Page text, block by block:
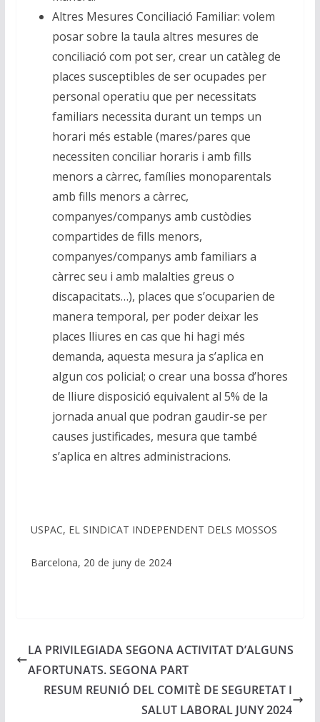
Altres Mesures Conciliació Familiar: volem
posar sobre la taula altres mesures de
conciliació com pot ser, crear un catàleg de
places susceptibles de ser ocupades per
personal operatiu que per necessitats
familiars necessita durant un temps un
horari més estable (mares/pares que
necessiten conciliar horaris i amb fills
menors a càrrec, famílies monoparentals
amb fills menors a càrrec,
companyes/companys amb custòdies
compartides de fills menors,
companyes/companys amb familiars a
càrrec seu i amb malalties greus o
discapacitats…), places que s’ocuparien de
manera temporal, per poder deixar les
places lliures en cas que hi hagi més
demanda, aquesta mesura ja s’aplica en
algun cos policial; o crear una bossa d’hores
de lliure disposició equivalent al 5% de la
jornada anual que podran gaudir-se per
causes justificades, mesura que també
s’aplica en altres administracions.
USPAC, EL SINDICAT INDEPENDENT DELS MOSSOS
Barcelona, 20 de juny de 2024
LA PRIVILEGIADA SEGONA ACTIVITAT D’ALGUNS
AFORTUNATS. SEGONA PART
RESUM REUNIÓ DEL COMITÈ DE SEGURETAT I
SALUT LABORAL JUNY 2024